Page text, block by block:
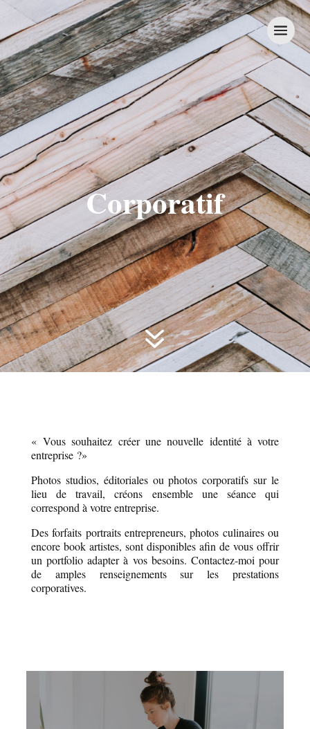
Corporatif
7
« Vous souhaitez créer une nouvelle identité à votre
entreprise ?»
Photos studios, éditoriales ou photos corporatifs sur le
lieu de travail, créons ensemble une séance qui
correspond à votre entreprise.
Des forfaits portraits entrepreneurs, photos culinaires ou
encore book artistes, sont disponibles afin de vous offrir
un portfolio adapter à vos besoins. Contactez-moi pour
de amples renseignements sur les prestations
corporatives.